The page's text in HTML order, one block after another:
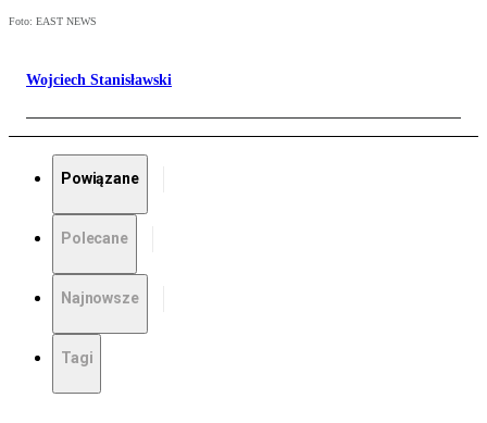
Foto: EAST NEWS
Wojciech Stanisławski
Powiązane
Polecane
Najnowsze
Tagi